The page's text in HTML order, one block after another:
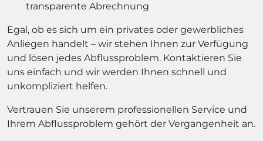
transparente Abrechnung
Egal, ob es sich um ein privates oder gewerbliches
Anliegen handelt – wir stehen Ihnen zur Verfügung
und lösen jedes Abflussproblem. Kontaktieren Sie
uns einfach und wir werden Ihnen schnell und
unkompliziert helfen.
Vertrauen Sie unserem professionellen Service und
Ihrem Abflussproblem gehört der Vergangenheit an.